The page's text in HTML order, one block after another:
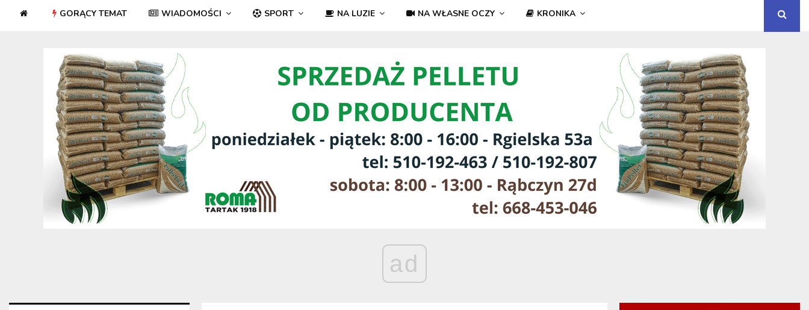
GORĄCY TEMAT WIADOMOŚCI SPORT NA LUZIE NA WŁASNE OCZY KRONIKA
ad